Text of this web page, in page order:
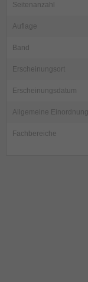
Seitenanzahl
Auflage
Band
Erscheinungsort
Erscheinungsdatum
Allgemeine Einordnung
Fachbereiche